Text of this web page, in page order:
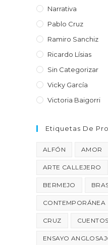
Narrativa
Pablo Cruz
Ramiro Sanchiz
Ricardo Lísias
Sin Categorizar
Vicky García
Victoria Baigorri
Etiquetas De
ALFÓN AMOR
ARTE CALLEJERO
BERMEJO
CONTEMPORÁNEA
CRUZ CUENTOS
ENSAYO